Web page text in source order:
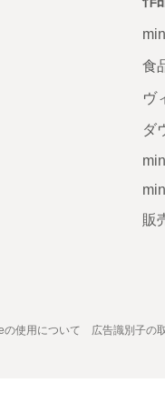
食
ヴ
ダ
販
の使用について 広告識別子の